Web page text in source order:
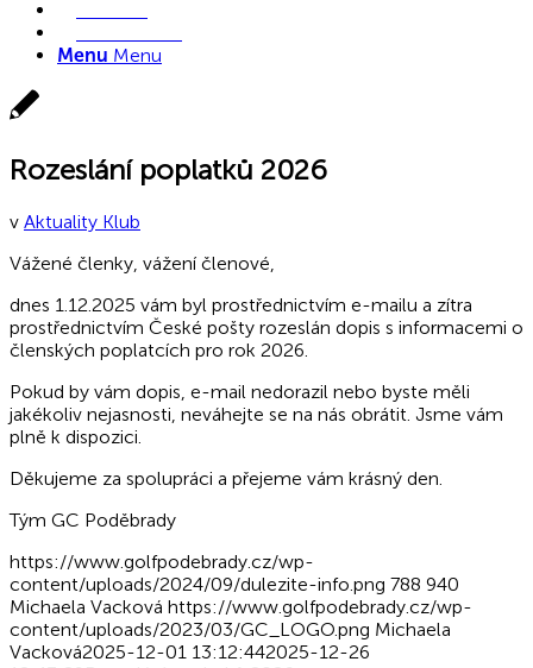
Menu Menu
Rozeslání poplatků 2026
v Aktuality Klub
Vážené členky, vážení členové,
dnes 1.12.2025 vám byl prostřednictvím e-mailu a zítra
prostřednictvím České pošty rozeslán dopis s informacemi o
členských poplatcích pro rok 2026.
Pokud by vám dopis, e-mail nedorazil nebo byste měli
jakékoliv nejasnosti, neváhejte se na nás obrátit. Jsme vám
plně k dispozici.
Děkujeme za spolupráci a přejeme vám krásný den.
Tým GC Poděbrady
https://www.golfpodebrady.cz/wp-
content/uploads/2024/09/dulezite-info.png 788 940
Michaela Vacková https://www.golfpodebrady.cz/wp-
content/uploads/2023/03/GC_LOGO.png Michaela
Vacková2025-12-01 13:12:442025-12-26